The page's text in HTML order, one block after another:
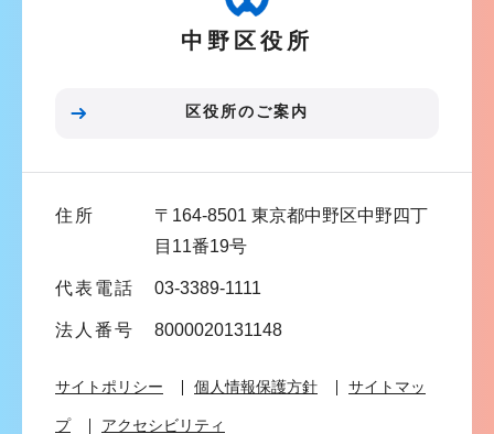
中野区役所
区役所のご案内
住所
〒164-8501 東京都中野区中野四丁
目11番19号
代表電話 03-3389-1111
法人番号 8000020131148
サイトポリシー 個人情報保護方針 サイトマッ
プ アクセシビリティ